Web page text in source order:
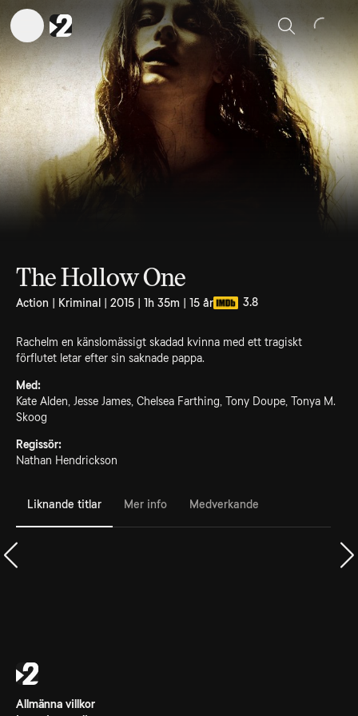
Sök
The Hollow One
Action | Kriminal | 2015 | 1h 35m | 15 år 3.8
Rachelm en känslomässigt skadad kvinna med ett tragiskt
förflutet letar efter sin saknade pappa.
Med:
Kate Alden, Jesse James, Chelsea Farthing, Tony Doupe, Tonya M.
Skoog
Regissör:
Nathan Hendrickson
Liknande titlar Mer info Medverkande
Allmänna villkor